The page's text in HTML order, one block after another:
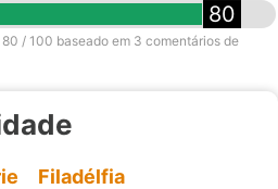
80
80 / 100 baseado em 3 comentários de
Filadélfia